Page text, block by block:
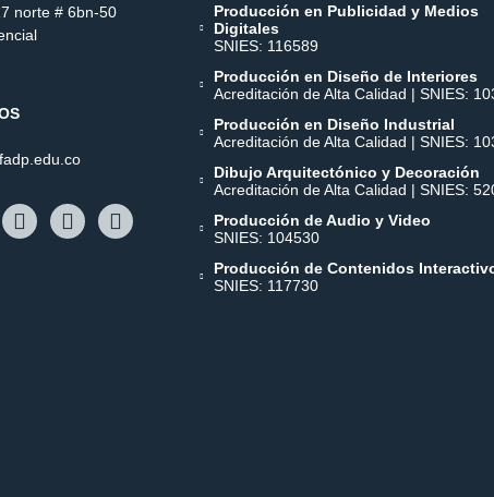
norte # 6bn-50
Producción en Publicidad y Medios
Digitales
SNIES: 116589
Producción en Diseño de Interiores
Acreditación de Alta Calidad | SNIES:
Producción en Diseño Industrial
Acreditación de Alta Calidad | SNIES:
Dibujo Arquitectónico y Decoración
Acreditación de Alta Calidad | SNIES:
Producción de Audio y Video
SNIES: 104530
Producción de Contenidos
SNIES: 117730